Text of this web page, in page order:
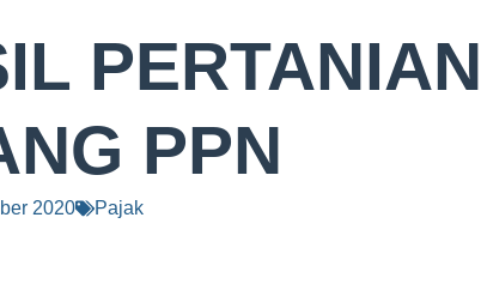
PERTANIAN
PPN
2020 Pajak